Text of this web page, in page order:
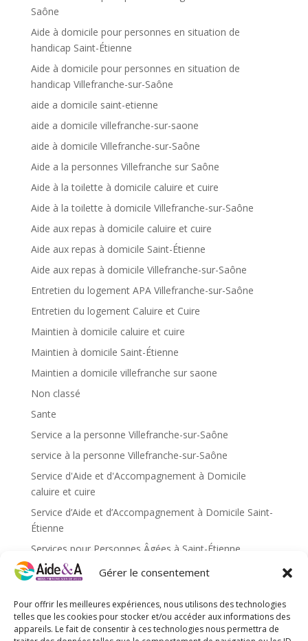
Gérer le consentement
Pour offrir les meilleures expériences, nous utilisons des technologies
telles que les cookies pour stocker et/ou accéder aux informations des
appareils. Le fait de consentir à ces technologies nous permettra de
Saône
Aide à domicile pour personnes en situation de
handicap Saint-Étienne
Aide à domicile pour personnes en situation de
handicap Villefranche-sur-Saône
aide a domicile saint-etienne
aide a domicile villefranche-sur-saone
aide à domicile Villefranche-sur-Saône
Aide a la personnes Villefranche sur Saône
Aide à la toilette à domicile caluire et cuire
Aide à la toilette à domicile Villefranche-sur-Saône
Aide aux repas à domicile caluire et cuire
Aide aux repas à domicile Saint-Étienne
Aide aux repas à domicile Villefranche-sur-Saône
Entretien du logement APA Villefranche-sur-Saône
Entretien du logement Caluire et Cuire
Maintien à domicile caluire et cuire
Maintien à domicile Saint-Étienne
Maintien a domicile villefranche sur saone
Non classé
Sante
Service a la personne Villefranche-sur-Saône
service à la personne Villefranche-sur-Saône
Service d'Aide et d'Accompagnement à Domicile
caluire et cuire
Service d’Aide et d’Accompagnement à Domicile Saint-
Étienne
Services pour Personnes Âgées à Saint-Étienne
Services pour personnes âgées caluire et cuire
Services pour personnes âgées Villefranche-sur-Saône